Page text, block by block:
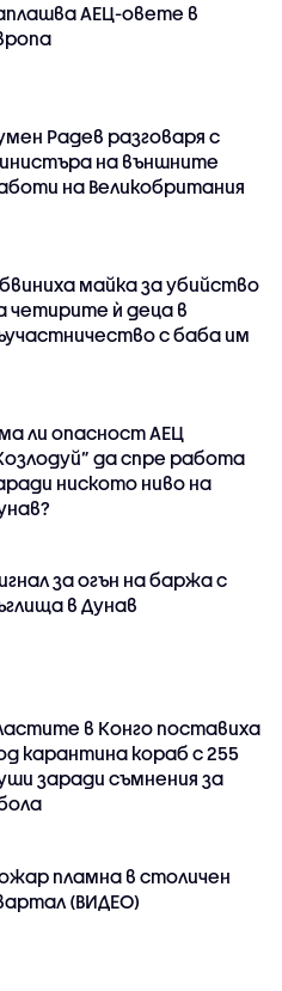
АЕЦ-овете в
Радев разговаря с
на външните
на Великобритания
майка за убийство
четирите ѝ деца в
с баба им
ли опасност АЕЦ
да спре работа
ниското ниво на
за огън на баржа с
в Дунав
в Конго поставиха
карантина кораб с 255
заради съмнения за
пламна в столичен
(ВИДЕО)